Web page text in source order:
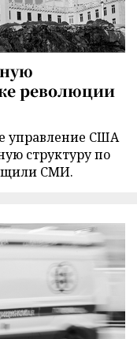
революции
управление США
структуру по
СМИ.